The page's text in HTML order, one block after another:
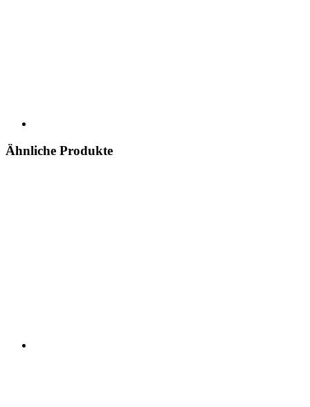
Ähnliche Produkte